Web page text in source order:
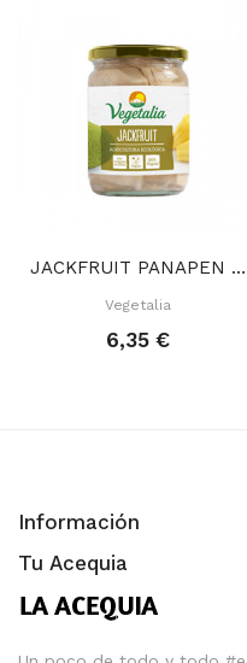
JACKFRUIT PANAPEN 500 GR
Vegetalia
6,35 €
Información
Tu Acequia